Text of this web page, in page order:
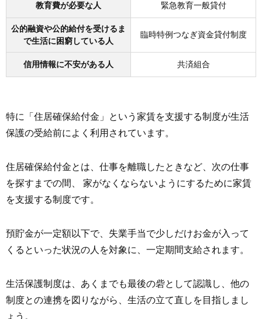
教育費が必要な人 緊急教育一般貸付
公的融資や公的給付を受けるま
で生活に困窮している人
臨時特例つなぎ資金貸付制度
信用情報に不安がある人 共済組合
特に「住居確保給付金」という家賃を支援する制度が生活
保護の受給前によく利用されています。
住居確保給付金とは、仕事を離職したときなど、次の仕事
を探すまでの間、 家がなくならないようにするために家賃
を支援する制度です。
預貯金が一定額以下で、失業手当で少しだけお金が入って
くるといった状況の人を対象に、一定期間支給されます。
生活保護制度は、あくまでも最後の砦として認識し、他の
制度との連携を図りながら、生活の立て直しを目指しまし
ょう。